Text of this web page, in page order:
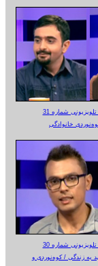
شماره 31
خانوادگی
شماره 30